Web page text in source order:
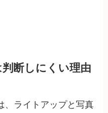
断しにくい理由
、ライトアップと写真